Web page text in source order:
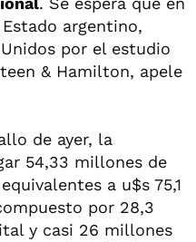
argentino,
por el estudio
& Hamilton, apele
de ayer, la
54,33 millones de
a u$s 75,1
por 28,3
y casi 26 millones